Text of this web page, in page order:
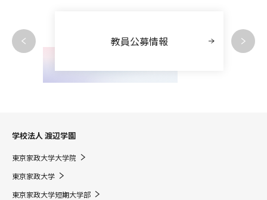
教員公募情報
学校法人 渡辺学園
東京家政大学大学院
東京家政大学
東京家政大学短期大学部